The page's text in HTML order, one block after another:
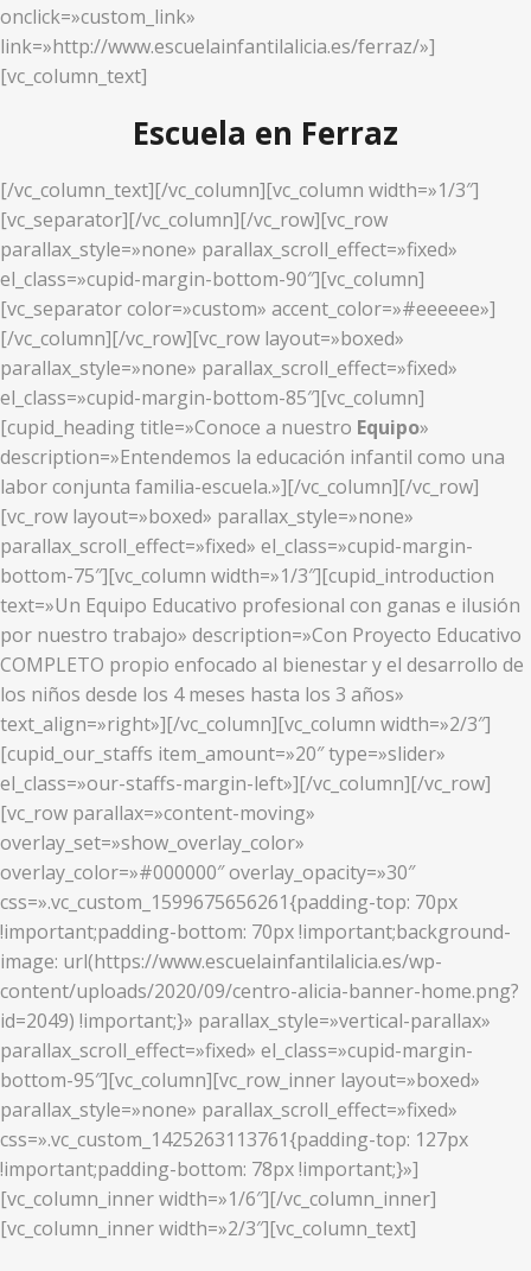
onclick=»custom_link»
link=»http://www.escuelainfantilalicia.es/ferraz/»]
[vc_column_text]
Escuela en Ferraz
[/vc_column_text][/vc_column][vc_column width=»1/3″]
[vc_separator][/vc_column][/vc_row][vc_row
parallax_style=»none» parallax_scroll_effect=»fixed»
el_class=»cupid-margin-bottom-90″][vc_column]
[vc_separator color=»custom» accent_color=»#eeeeee»]
[/vc_column][/vc_row][vc_row layout=»boxed»
parallax_style=»none» parallax_scroll_effect=»fixed»
el_class=»cupid-margin-bottom-85″][vc_column]
[cupid_heading title=»Conoce a nuestro Equipo»
description=»Entendemos la educación infantil como una
labor conjunta familia-escuela.»][/vc_column][/vc_row]
[vc_row layout=»boxed» parallax_style=»none»
parallax_scroll_effect=»fixed» el_class=»cupid-margin-
bottom-75″][vc_column width=»1/3″][cupid_introduction
text=»Un Equipo Educativo profesional con ganas e ilusión
por nuestro trabajo» description=»Con Proyecto Educativo
COMPLETO propio enfocado al bienestar y el desarrollo de
los niños desde los 4 meses hasta los 3 años»
text_align=»right»][/vc_column][vc_column width=»2/3″]
[cupid_our_staffs item_amount=»20″ type=»slider»
el_class=»our-staffs-margin-left»][/vc_column][/vc_row]
[vc_row parallax=»content-moving»
overlay_set=»show_overlay_color»
overlay_color=»#000000″ overlay_opacity=»30″
css=».vc_custom_1599675656261{padding-top: 70px
!important;padding-bottom: 70px !important;background-
image: url(https://www.escuelainfantilalicia.es/wp-
content/uploads/2020/09/centro-alicia-banner-home.png?
id=2049) !important;}» parallax_style=»vertical-parallax»
parallax_scroll_effect=»fixed» el_class=»cupid-margin-
bottom-95″][vc_column][vc_row_inner layout=»boxed»
parallax_style=»none» parallax_scroll_effect=»fixed»
css=».vc_custom_1425263113761{padding-top: 127px
!important;padding-bottom: 78px !important;}»]
[vc_column_inner width=»1/6″][/vc_column_inner]
[vc_column_inner width=»2/3″][vc_column_text]